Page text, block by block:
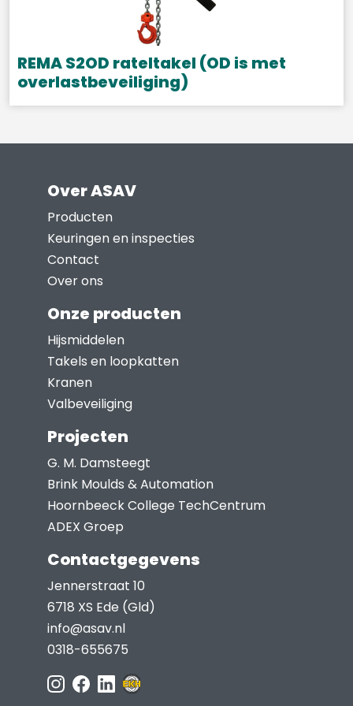
REMA S2OD rateltakel (OD is met
overlastbeveiliging)
Dit
heeft
variaties.
optie
gekozen
productpagina
Over ASAV
Producten
Keuringen en inspecties
Contact
Over ons
Onze producten
Hijsmiddelen
Takels en loopkatten
Kranen
Valbeveiliging
Projecten
G. M. Damsteegt
Brink Moulds & Automation
Hoornbeeck College TechCentrum
ADEX Groep
Contactgegevens
Jennerstraat 10
6718 XS Ede (Gld)
info@asav.nl
0318-655675